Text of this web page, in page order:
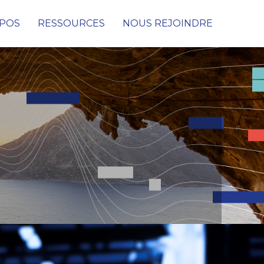
Cybersécurité
Conseil & Audit de cybersécurité
Protection des données, des infrastructures et
des réseaux
Détection & Remédiation face aux
Cyberattaques
SOC (Security Operations Center)
PRA & PCA
Digital Consulting
Netconnect Solutions
RESSOURCES NOUS REJOINDRE